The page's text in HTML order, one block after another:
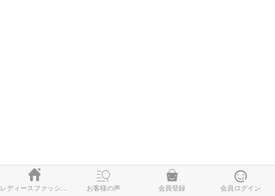
 
お客様の声

会員登録

会員ログイン